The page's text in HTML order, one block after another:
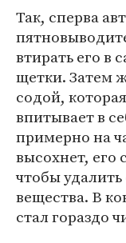
Так, сперва
втирать его в
щетки. Затем
содой,
впитывает в
примерно на
высохнет, его
чтобы
вещества. В
стал гораздо